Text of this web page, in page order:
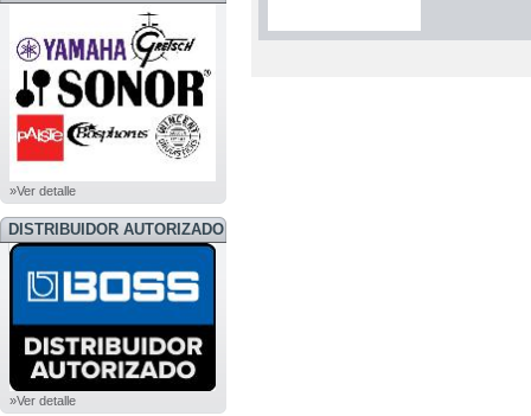
»Ver detalle
DISTRIBUIDOR AUTORIZADO
BOSS
»Ver detalle